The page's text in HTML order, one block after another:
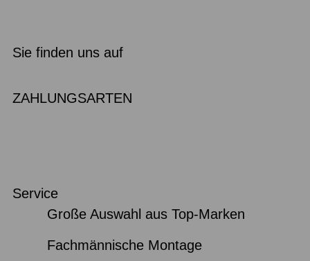
Sie finden uns auf
ZAHLUNGSARTEN
Service
Große Auswahl aus Top-Marken
Fachmännische Montage